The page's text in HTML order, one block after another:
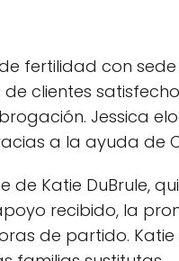
fertilidad con
clientes
Jessica
a la ayuda de
de Katie DuBrule,
recibido, la
de partido.